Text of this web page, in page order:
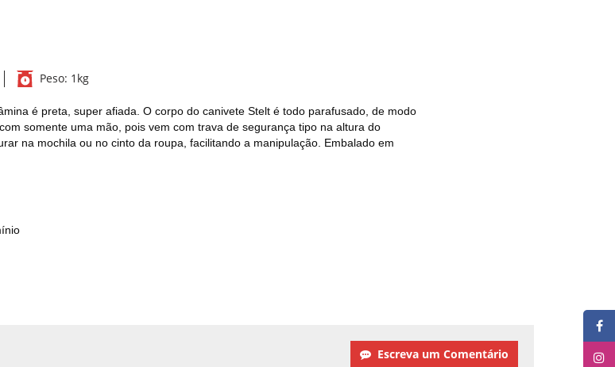
Peso: 1kg
é preta, super afiada. O corpo do canivete Stelt é todo parafusado, de modo
somente uma mão, pois vem com trava de segurança tipo na altura do
na mochila ou no cinto da roupa, facilitando a manipulação. Embalado em
Escreva um Comentário